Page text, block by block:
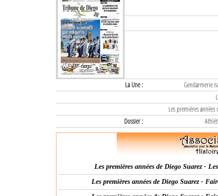
La Une :
Gendarmerie
Les premières
Dossier :
Les premières années de Diego Suarez -
Les premières années de Diego Suarez -